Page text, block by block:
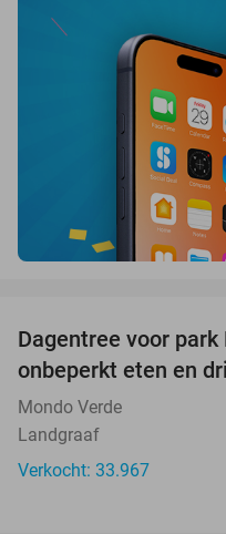
Dagentree voor
onbeperkt eten en
Mondo Verde
Landgraaf
Verkocht: 33.967